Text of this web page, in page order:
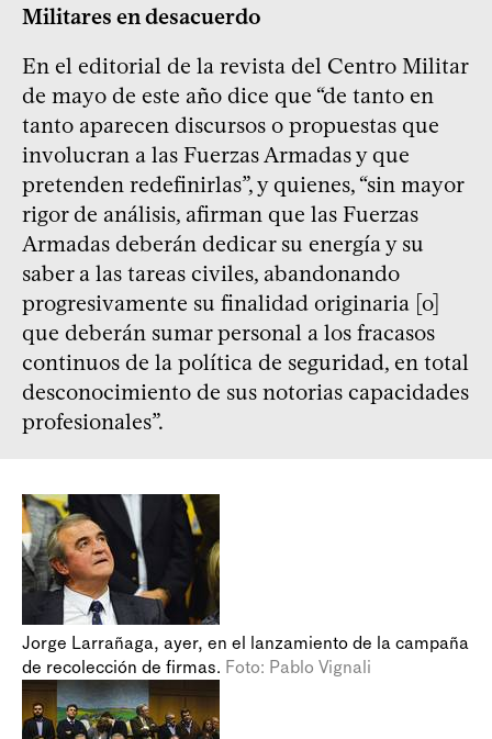
Militares en desacuerdo
En el editorial de la revista del Centro Militar
de mayo de este año dice que “de tanto en
tanto aparecen discursos o propuestas que
involucran a las Fuerzas Armadas y que
pretenden redefinirlas”, y quienes, “sin mayor
rigor de análisis, afirman que las Fuerzas
Armadas deberán dedicar su energía y su
saber a las tareas civiles, abandonando
progresivamente su finalidad originaria [o]
que deberán sumar personal a los fracasos
continuos de la política de seguridad, en total
desconocimiento de sus notorias capacidades
profesionales”.
Jorge Larrañaga, ayer, en el lanzamiento de la campaña
de recolección de firmas. Foto: Pablo Vignali